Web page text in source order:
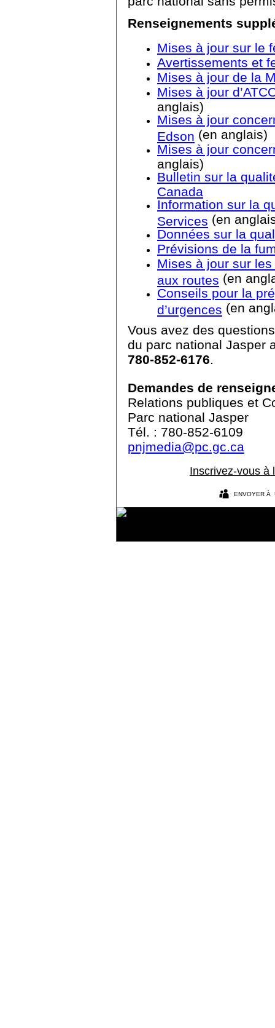
Renseignements
Mises à jour sur le
Avertissements et
Mises à jour de la
Mises à jour
anglais)
Mises à jour
Edson (en anglais)
Mises à jour
anglais)
Bulletin sur la
Canada
Information sur la
Services (en
Données sur la
Prévisions de la
Mises à jour sur
aux routes (en
Conseils pour la
d’urgences (en
Vous avez des
du parc national Jasper
780-852-6176.
Demandes de
Relations publiques et
Parc national Jasper
Tél. : 780-852-6109
pnjmedia@pc.gc.ca
Inscrivez-vous à
ENVOYER À